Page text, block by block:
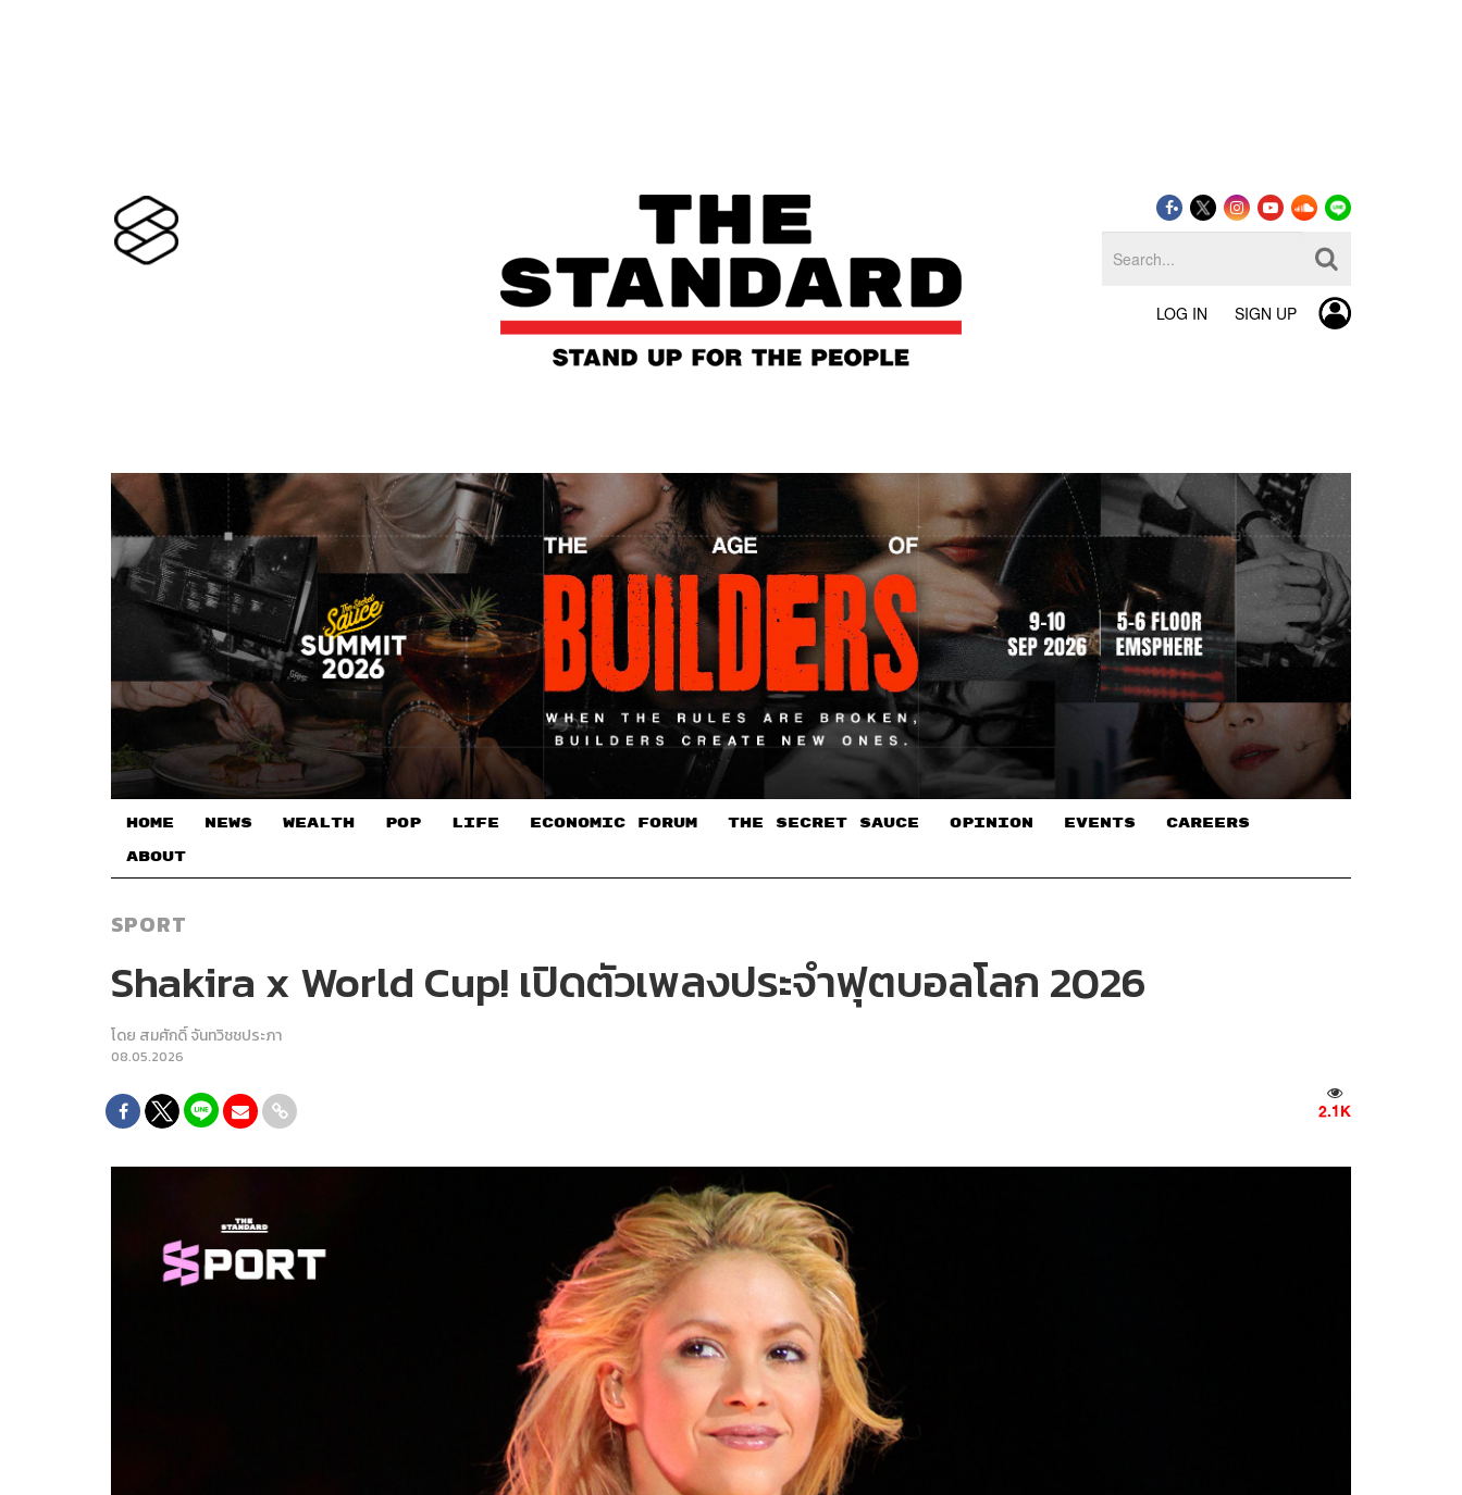
LOG IN SIGN UP
HOME NEWS WEALTH POP LIFE ECONOMIC FORUM THE SECRET SAUCE​ OPINION EVENTS CAREERS
ABOUT
SPORT
Shakira x World Cup! เปิดตัวเพลงประจำฟุตบอลโลก 2026
โดย สมศักดิ์ จันทวิชชประภา
08.05.2026
2.1K